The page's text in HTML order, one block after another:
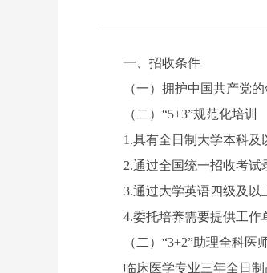
一、招收条件
（一）拥护中国共产党
（二）“5+3”规范化培训
1.具有全日制大学本科
2.通过全国统一招收考试
3.通过大学英语四级及以
4.委托培养需要提供工作
（二）“3+2”助理全科医
临床医学专业三年全日